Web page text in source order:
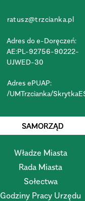
ratusz@trzcianka.pl
Adres do e-Doręczeń:
AE:PL-92756-90222-
UJWED-30
Adres ePUAP:
/UMTrzcianka/
SAMORZĄD
Władze Miasta
Rada Miasta
Sołectwa
Godziny Pracy Urzędu